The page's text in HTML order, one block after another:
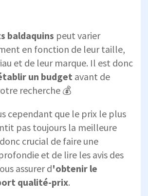
baldaquins peut varier
en fonction de leur taille,
et de leur marque. Il est donc
un budget avant de
recherche 💰
cependant que le prix le plus
pas toujours la meilleure
crucial de faire une
et de lire les avis des
assurer d'obtenir le
qualité-prix.